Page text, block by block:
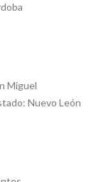
Miguel
Nuevo León